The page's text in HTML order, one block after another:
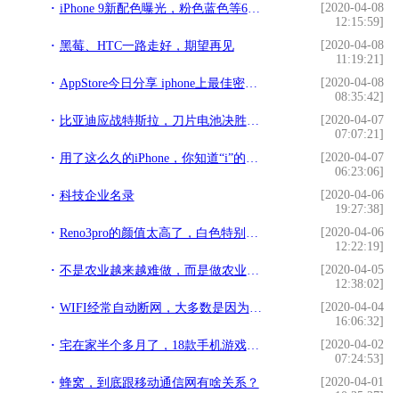
iPhone 9新配色曝光，粉色蓝色等6种配色
[2020-04-08
12:15:59]
黑莓、HTC一路走好，期望再见
[2020-04-08
11:19:21]
AppStore今日分享 iphone上最佳密室解谜游戏？The Room
[2020-04-08
08:35:42]
比亚迪应战特斯拉，刀片电池决胜于关键
[2020-04-07
07:07:21]
用了这么久的iPhone，你知道“i”的意思吗？
[2020-04-07
06:23:06]
科技企业名录
[2020-04-06
19:27:38]
Reno3pro的颜值太高了，白色特别漂亮，手感非常不错，性能也给力
[2020-04-06
12:22:19]
不是农业越来越难做，而是做农业的逻辑彻底变了
[2020-04-05
12:38:02]
WIFI经常自动断网，大多数是因为此原因
[2020-04-04
16:06:32]
宅在家半个多月了，18款手机游戏让人轻松一下​
[2020-04-02
07:24:53]
蜂窝，到底跟移动通信网有啥关系？
[2020-04-01